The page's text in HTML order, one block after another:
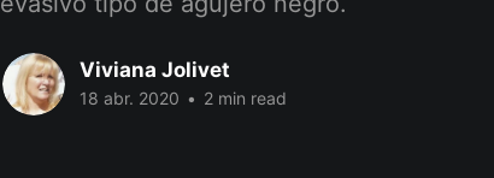
Viviana Jolivet
18 abr. 2020 • 2 min read